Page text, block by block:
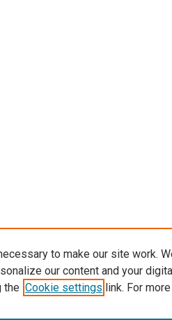
to make our site work.
our content and your
the Cookie settings link. For